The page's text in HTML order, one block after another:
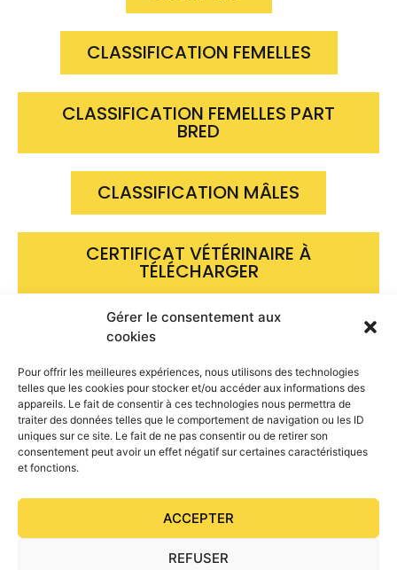
Gérer le consentement aux
cookies
Pour offrir les meilleures expériences, nous utilisons des technologies
telles que les cookies pour stocker et/ou accéder aux informations des
appareils. Le fait de consentir à ces technologies nous permettra de
traiter des données telles que le comportement de navigation ou les ID
uniques sur ce site. Le fait de ne pas consentir ou de retirer son
consentement peut avoir un effet négatif sur certaines caractéristiques
et fonctions.
ACCEPTER
REFUSER
CLASSIFICATION FEMELLES
CLASSIFICATION FEMELLES PART
BRED
CLASSIFICATION MÂLES
CERTIFICAT VÉTÉRINAIRE À
TÉLÉCHARGER
PARTENARIAT LABEO - FPPCF POUR
LE TEST HWSD
POURQUOI CLASSIFIER SES PONEYS
?